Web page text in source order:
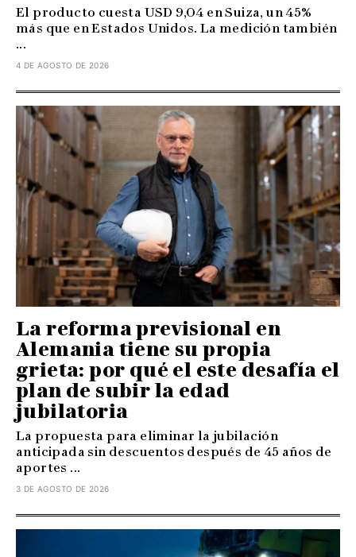
El producto cuesta USD 9,04 en Suiza, un 45%
más que en Estados Unidos. La medición también
...
4 DE AGOSTO DE 2026
La reforma previsional en
Alemania tiene su propia
grieta: por qué el este desafía el
plan de subir la edad
jubilatoria
La propuesta para eliminar la jubilación
anticipada sin descuentos después de 45 años de
aportes ...
3 DE AGOSTO DE 2026